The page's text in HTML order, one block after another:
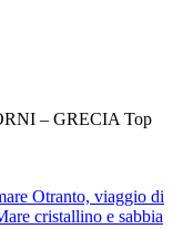
– GRECIA Top